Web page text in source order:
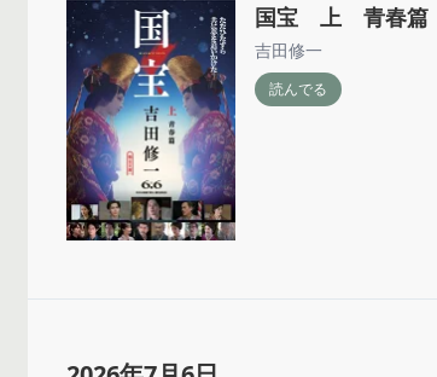
国宝 上 青春篇
吉田修一
読んでる